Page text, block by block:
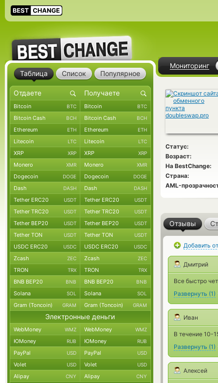
Мониторинг
Статус:
Возраст:
На BestChange:
Страна:
AML-
Отзывы
Добавить
Дмитрий
Все быстро
Развернуть (1)
Иван
В течение 10-
Развернуть (1)
Алексей
Таблица Список Популярное
Bitcoin BTC Bitcoin BTC
Bitcoin Cash BCH Bitcoin Cash BCH
Ethereum ETH Ethereum ETH
Litecoin LTC Litecoin LTC
XRP XRP XRP XRP
Monero XMR Monero XMR
Dogecoin DOGE Dogecoin DOGE
Dash DASH Dash DASH
Tether ERC20 USDT Tether ERC20 USDT
Tether TRC20 USDT Tether TRC20 USDT
Tether BEP20 USDT Tether BEP20 USDT
Tether TON USDT Tether TON USDT
USDC ERC20 USDC USDC ERC20 USDC
Zcash ZEC Zcash ZEC
TRON TRX TRON TRX
BNB BEP20 BNB BNB BEP20 BNB
Solana SOL Solana SOL
Gram (Toncoin) GRAM Gram (Toncoin) GRAM
Электронные деньги
WebMoney WMZ WebMoney WMZ
ЮMoney RUB ЮMoney RUB
PayPal USD PayPal USD
Volet USD Volet USD
Alipay CNY Alipay CNY